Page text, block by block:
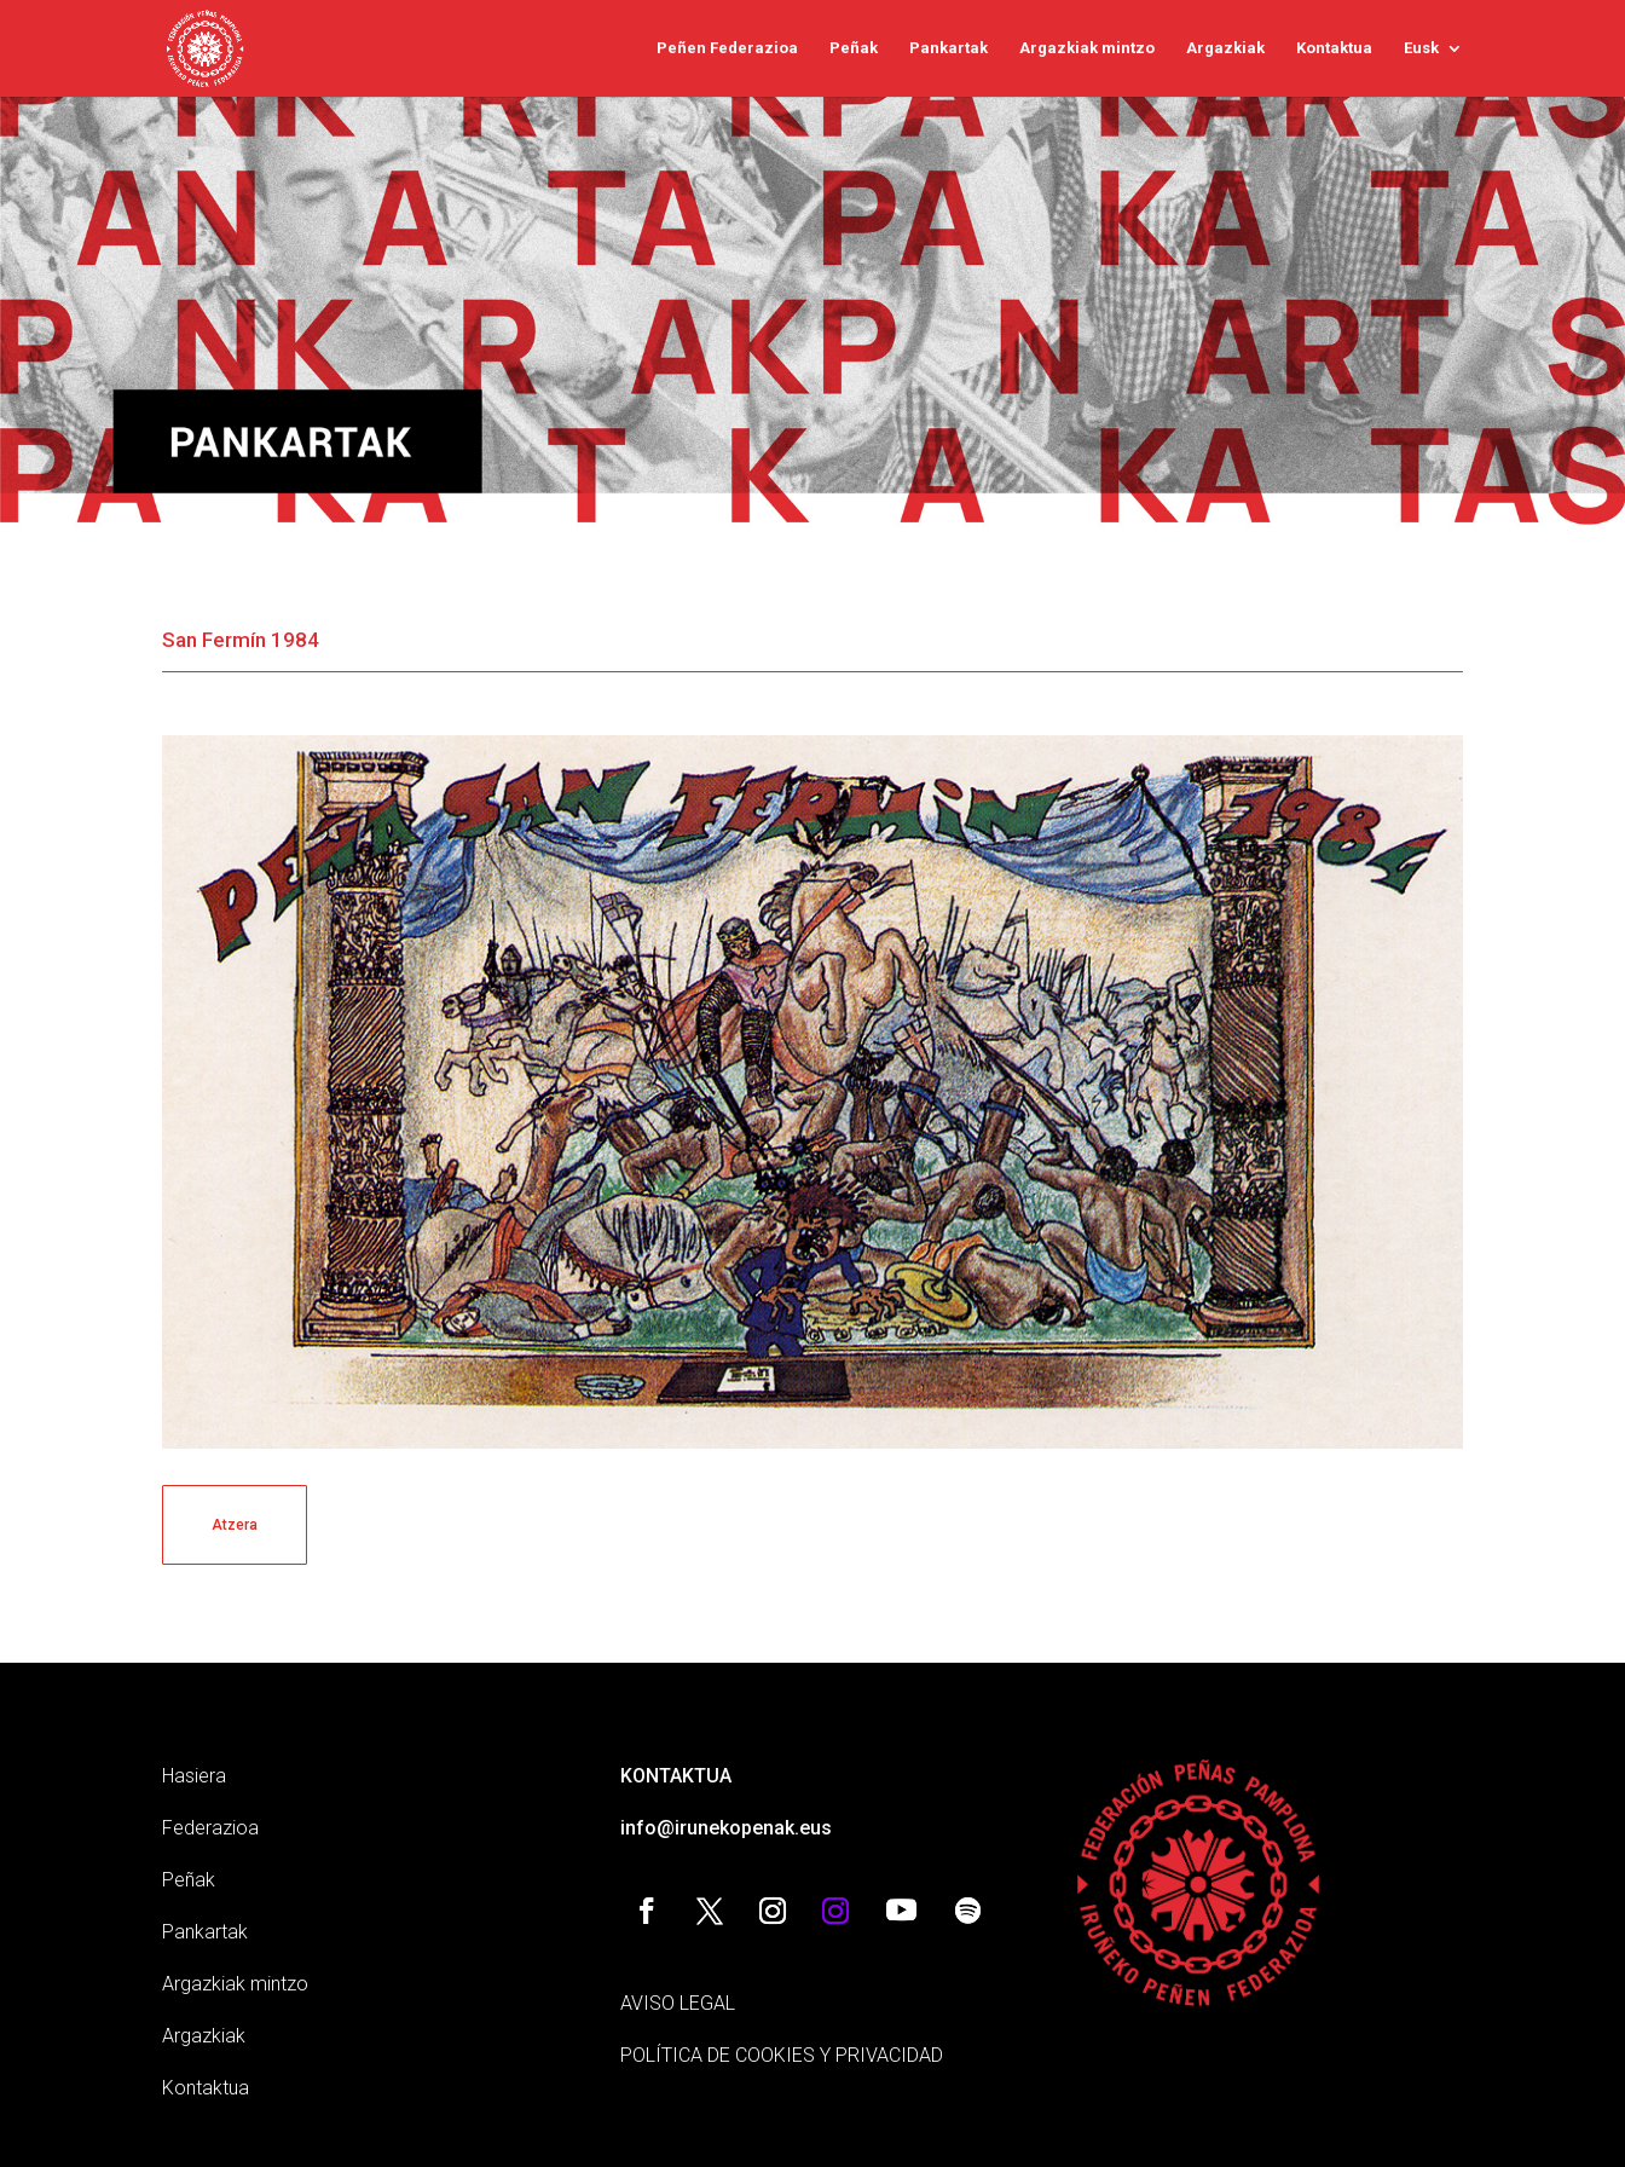
Peñen Federazioa Peñak Pankartak Argazkiak mintzo Argazkiak Kontaktua Eusk
San Fermín 1984
Atzera
Hasiera
Federazioa
Peñak
Pankartak
Argazkiak mintzo
Argazkiak
Kontaktua
KONTAKTUA
info@irunekopenak.eus
AVISO LEGAL
POLÍTICA DE COOKIES Y PRIVACIDAD